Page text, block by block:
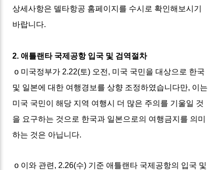
상세사항은 델타항공 홈페이지를 수시로 확인해보시기
바랍니다.
2. 애틀랜타 국제공항 입국 및 검역절차
o 미국정부가 2.22(토) 오전, 미국 국민을 대상으로 한국
및 일본에 대한 여행경보를 상향 조정하였습니다만, 이는
미국 국민이 해당 지역 여행시 더 많은 주의를 기울일 것
을 요구하는 것으로 한국과 일본으로의 여행금지를 의미
하는 것은 아닙니다.
o 이와 관련, 2.26(수) 기준 애틀랜타 국제공항의 입국 및